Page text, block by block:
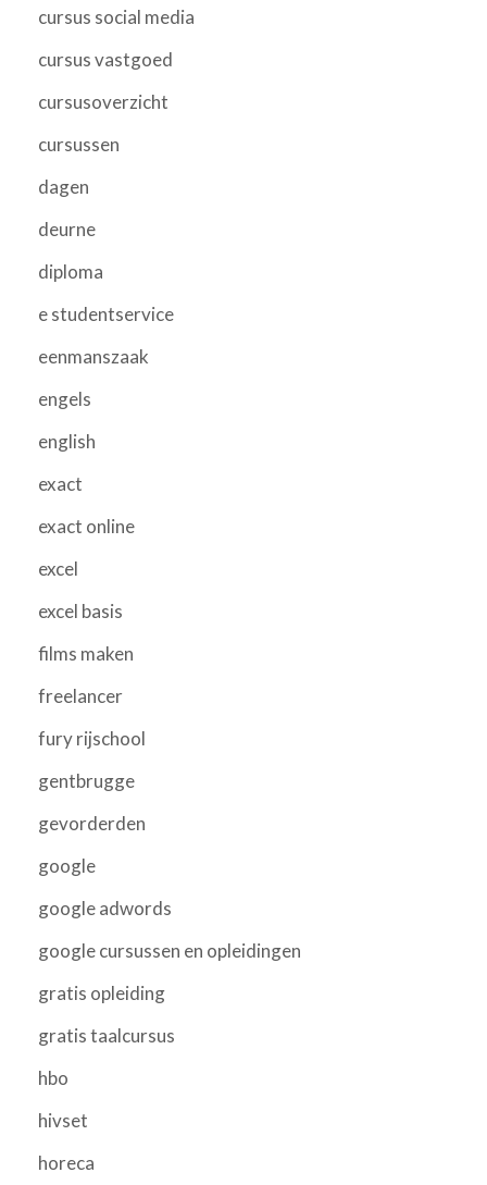
cursus social media
cursus vastgoed
cursusoverzicht
cursussen
dagen
deurne
diploma
e studentservice
eenmanszaak
engels
english
exact
exact online
excel
excel basis
films maken
freelancer
fury rijschool
gentbrugge
gevorderden
google
google adwords
google cursussen en opleidingen
gratis opleiding
gratis taalcursus
hbo
hivset
horeca